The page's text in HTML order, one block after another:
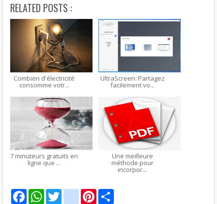
RELATED POSTS :
Combien d'électricité
consomme votr...
UltraScreen: Partagez
facilement vo...
7 minuteurs gratuits en
ligne que ...
Une meilleure
méthode pour
incorpor...
F
a
W
h
T g
m
P
i